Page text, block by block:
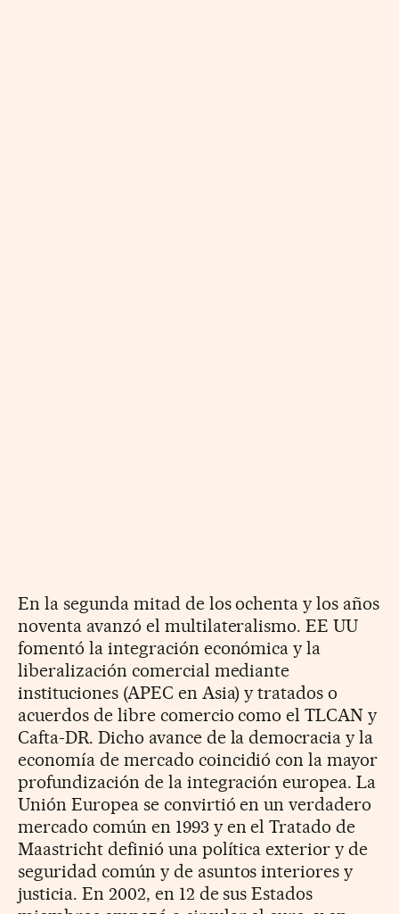
En la segunda mitad de los ochenta y los años
noventa avanzó el multilateralismo. EE UU
fomentó la integración económica y la
liberalización comercial mediante
instituciones (APEC en Asia) y tratados o
acuerdos de libre comercio como el TLCAN y
Cafta-DR. Dicho avance de la democracia y la
economía de mercado coincidió con la mayor
profundización de la integración europea. La
Unión Europea se convirtió en un verdadero
mercado común en 1993 y en el Tratado de
Maastricht definió una política exterior y de
seguridad común y de asuntos interiores y
justicia. En 2002, en 12 de sus Estados